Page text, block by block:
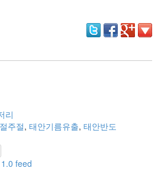
리
주절, 태안기름유출, 태안반도
feed